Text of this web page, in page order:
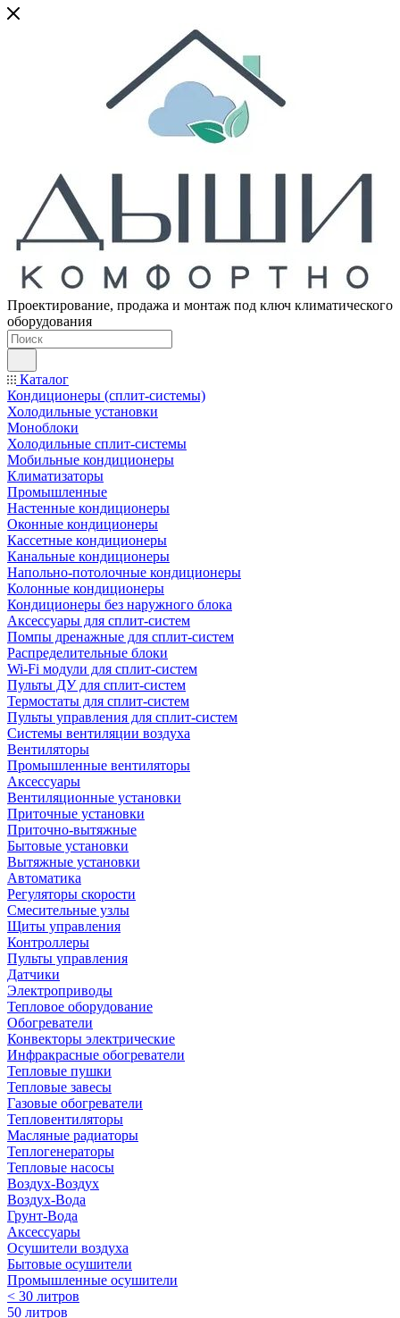
Проектирование, продажа и монтаж под ключ климатического
оборудования
Каталог
Кондиционеры (сплит-системы)
Холодильные установки
Моноблоки
Холодильные сплит-системы
Мобильные кондиционеры
Климатизаторы
Промышленные
Настенные кондиционеры
Оконные кондиционеры
Кассетные кондиционеры
Канальные кондиционеры
Напольно-потолочные кондиционеры
Колонные кондиционеры
Кондиционеры без наружного блока
Аксессуары для сплит-систем
Помпы дренажные для сплит-систем
Распределительные блоки
Wi-Fi модули для сплит-систем
Пульты ДУ для сплит-систем
Термостаты для сплит-систем
Пульты управления для сплит-систем
Системы вентиляции воздуха
Вентиляторы
Промышленные вентиляторы
Аксессуары
Вентиляционные установки
Приточные установки
Приточно-вытяжные
Бытовые установки
Вытяжные установки
Автоматика
Регуляторы скорости
Смесительные узлы
Щиты управления
Контроллеры
Пульты управления
Датчики
Электроприводы
Тепловое оборудование
Обогреватели
Конвекторы электрические
Инфракрасные обогреватели
Тепловые пушки
Тепловые завесы
Газовые обогреватели
Тепловентиляторы
Масляные радиаторы
Теплогенераторы
Тепловые насосы
Воздух-Воздух
Воздух-Вода
Грунт-Вода
Аксессуары
Осушители воздуха
Бытовые осушители
Промышленные осушители
< 30 литров
50 литров